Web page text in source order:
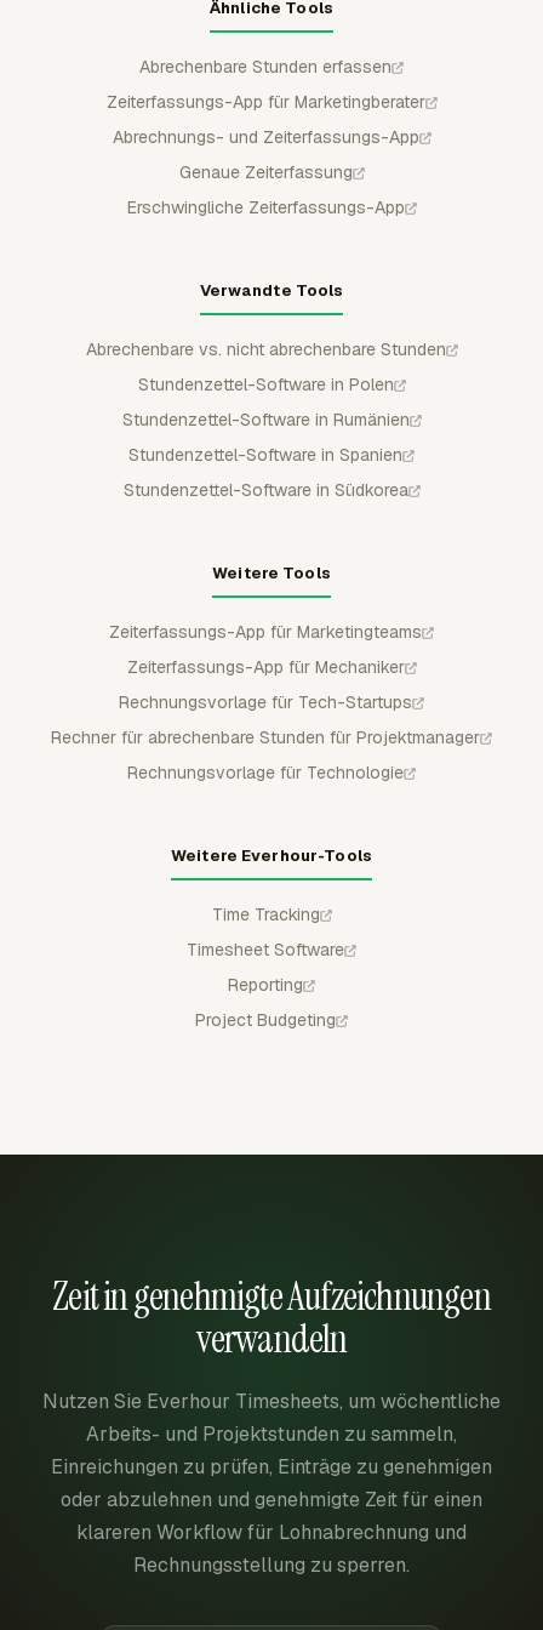
Ähnliche Tools
Abrechenbare Stunden erfassen
Zeiterfassungs-App für Marketingberater
Abrechnungs- und Zeiterfassungs-App
Genaue Zeiterfassung
Erschwingliche Zeiterfassungs-App
Verwandte Tools
Abrechenbare vs. nicht abrechenbare Stunden
Stundenzettel-Software in Polen
Stundenzettel-Software in Rumänien
Stundenzettel-Software in Spanien
Stundenzettel-Software in Südkorea
Weitere Tools
Zeiterfassungs-App für Marketingteams
Zeiterfassungs-App für Mechaniker
Rechnungsvorlage für Tech-Startups
Rechner für abrechenbare Stunden für Projektmanager
Rechnungsvorlage für Technologie
Weitere Everhour-Tools
Time Tracking
Timesheet Software
Reporting
Project Budgeting
Zeit in genehmigte Aufzeichnungen
verwandeln
Nutzen Sie Everhour Timesheets, um wöchentliche
Arbeits- und Projektstunden zu sammeln,
Einreichungen zu prüfen, Einträge zu genehmigen
oder abzulehnen und genehmigte Zeit für einen
klareren Workflow für Lohnabrechnung und
Rechnungsstellung zu sperren.